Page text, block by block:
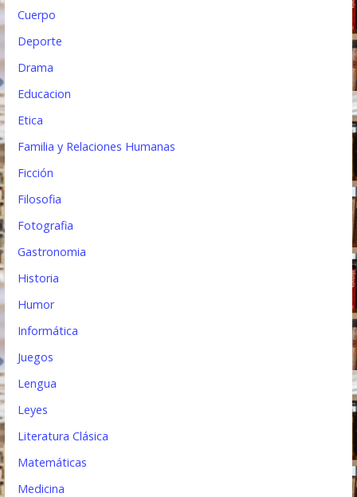
Cuerpo
Deporte
Drama
Educacion
Etica
Familia y Relaciones Humanas
Ficción
Filosofia
Fotografia
Gastronomia
Historia
Humor
Informática
Juegos
Lengua
Leyes
Literatura Clásica
Matemáticas
Medicina